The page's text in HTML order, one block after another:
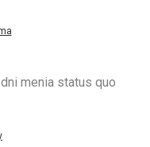
menia status quo